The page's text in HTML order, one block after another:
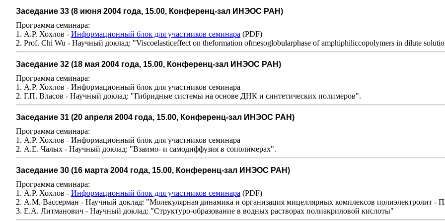
Заседание 33 (8 июня 2004 года, 15.00, Конференц-зал ИНЭОС РАН)
Программа семинара:
1. А.Р. Хохлов - Информационный блок для участников семинара (PDF)
2. Prof. Chi Wu - Научный доклад: "Viscoelasticeffect on theformation ofmesoglobularphase of amphiphiliccopolymers in dilute
Заседание 32 (18 мая 2004 года, 15.00, Конференц-зал ИНЭОС РАН)
Программа семинара:
1. А.Р. Хохлов - Информационный блок для участников семинара
2. Г.П. Власов - Научный доклад: "Гибридные системы на основе ДНК и синтетических полимеров".
Заседание 31 (20 апреля 2004 года, 15.00, Конференц-зал ИНЭОС РАН)
Программа семинара:
1. А.Р. Хохлов - Информационный блок для участников семинара
2. А.Е. Чалых - Научный доклад: "Взаимо- и самодиффузия в сополимерах".
Заседание 30 (16 марта 2004 года, 15.00, Конференц-зал ИНЭОС РАН)
Программа семинара:
1. А.Р. Хохлов - Информационный блок для участников семинара (PDF)
2. А.М. Вассерман - Научный доклад: "Молекулярная динамика и организация мицеллярных комплексов полиэлектролит -
3. Е.А. Литманович - Научный доклад: "Структуро-образование в водных растворах полиакриловой кислоты"